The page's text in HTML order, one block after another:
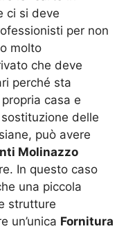
ci si deve
per non
molto
che deve
perché sta
casa e
delle
può avere
Molinazzo
In questo caso
una piccola
strutture
un’unica Fornitura